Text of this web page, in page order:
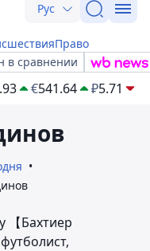
Рус
Право
в сравнении
€541.64 ₽5.71
【Бахтиер